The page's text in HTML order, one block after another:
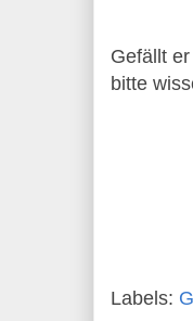
Gefällt
bitte
Labels: